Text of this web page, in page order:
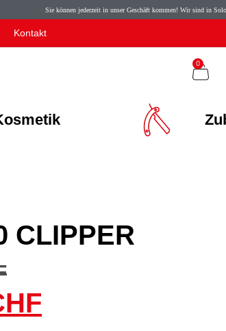
Sie können jederzeit in unser Geschäft kommen! Wir sind in
Kontakt
0
CLIPPER